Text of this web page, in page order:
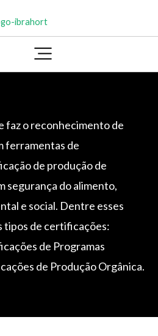
faz o reconhecimento de
ferramentas de
de produção de
segurança do alimento,
e social. Dentre esses
tipos de certificações:
de Programas
de Produção Orgânica.